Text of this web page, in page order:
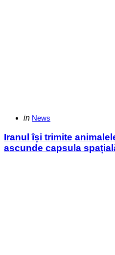
Categories
Posted
in News
Iranul își trimite
ascunde capsula